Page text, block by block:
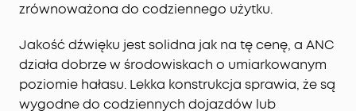
zrównoważona do codziennego użytku.
Jakość dźwięku jest solidna jak na tę cenę, a ANC
działa dobrze w środowiskach o umiarkowanym
poziomie hałasu. Lekka konstrukcja sprawia, że są
wygodne do codziennych dojazdów lub